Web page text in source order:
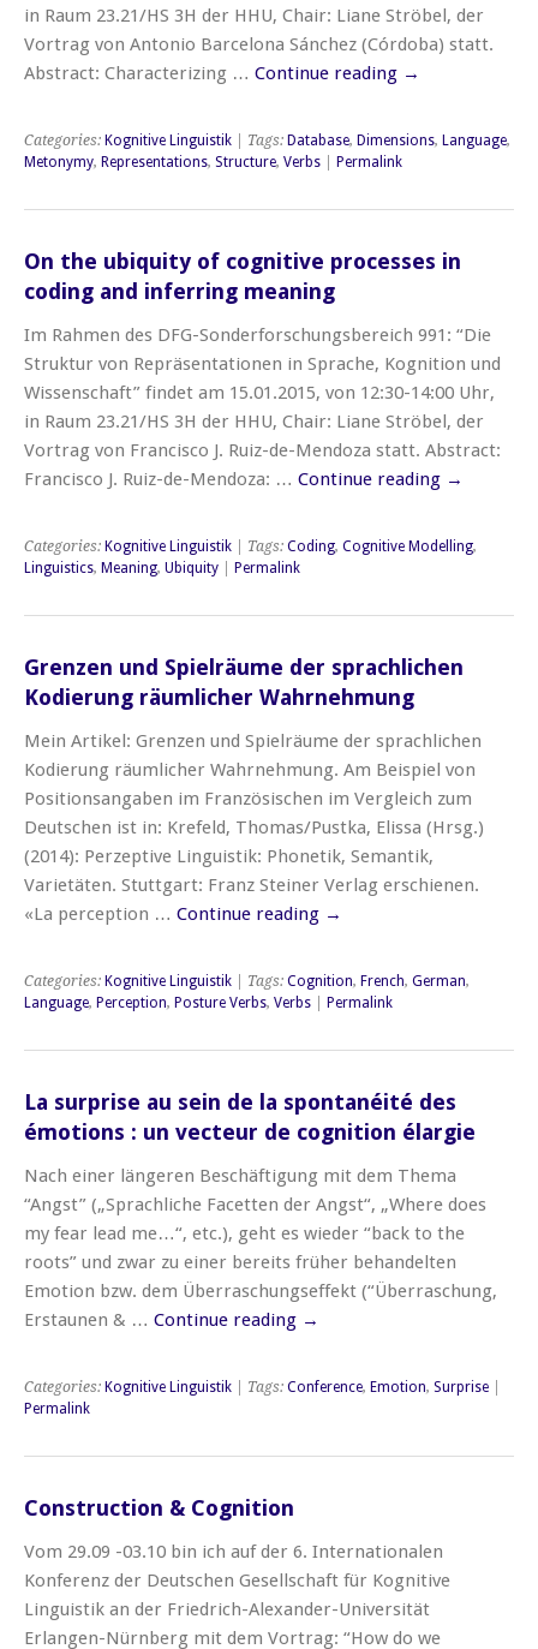
in Raum 23.21/HS 3H der HHU, Chair: Liane Ströbel, der
Vortrag von Antonio Barcelona Sánchez (Córdoba) statt.
Abstract: Characterizing … Continue reading →
Categories: Kognitive Linguistik | Tags: Database, Dimensions, Language,
Metonymy, Representations, Structure, Verbs Permalink
On the ubiquity of cognitive processes in
coding and inferring meaning
Im Rahmen des DFG-Sonderforschungsbereich 991: “Die
Struktur von Repräsentationen in Sprache, Kognition und
Wissenschaft” findet am 15.01.2015, von 12:30-14:00 Uhr,
in Raum 23.21/HS 3H der HHU, Chair: Liane Ströbel, der
Vortrag von Francisco J. Ruiz-de-Mendoza statt. Abstract:
Francisco J. Ruiz-de-Mendoza: … Continue reading →
Categories: Kognitive Linguistik | Tags: Coding, Cognitive Modelling,
Linguistics, Meaning, Ubiquity Permalink
Grenzen und Spielräume der sprachlichen
Kodierung räumlicher Wahrnehmung
Mein Artikel: Grenzen und Spielräume der sprachlichen
Kodierung räumlicher Wahrnehmung. Am Beispiel von
Positionsangaben im Französischen im Vergleich zum
Deutschen ist in: Krefeld, Thomas/Pustka, Elissa (Hrsg.)
(2014): Perzeptive Linguistik: Phonetik, Semantik,
Varietäten. Stuttgart: Franz Steiner Verlag erschienen.
«La perception … Continue reading →
Categories: Kognitive Linguistik | Tags: Cognition, French, German,
Language, Perception, Posture Verbs, Verbs Permalink
La surprise au sein de la spontanéité des
émotions : un vecteur de cognition élargie
Nach einer längeren Beschäftigung mit dem Thema
“Angst” („Sprachliche Facetten der Angst“, „Where does
my fear lead me…“, etc.), geht es wieder “back to the
roots” und zwar zu einer bereits früher behandelten
Emotion bzw. dem Überraschungseffekt (“Überraschung,
Erstaunen & … Continue reading →
Categories: Kognitive Linguistik | Tags: Conference, Emotion, Surprise
Permalink
Construction & Cognition
Vom 29.09 -03.10 bin ich auf der 6. Internationalen
Konferenz der Deutschen Gesellschaft für Kognitive
Linguistik an der Friedrich-Alexander-Universität
Erlangen-Nürnberg mit dem Vortrag: “How do we